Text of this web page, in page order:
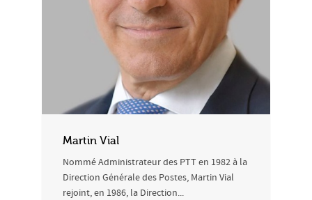
Martin Vial
Nommé Administrateur des PTT en 1982 à la
Direction Générale des Postes, Martin Vial
rejoint, en 1986, la Direction...